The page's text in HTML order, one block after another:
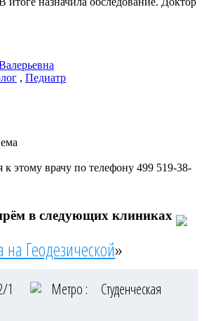
, Педиатр
к этому врачу по телефону 499 519-38-
в следующих клиниках
Геодезической»
1 Метро :
Студенческая